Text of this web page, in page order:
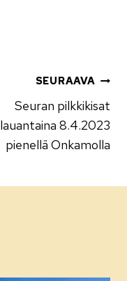
SEURAAVA
Seuran pilkkikisat
lauantaina 8.4.2023
pienellä Onkamolla